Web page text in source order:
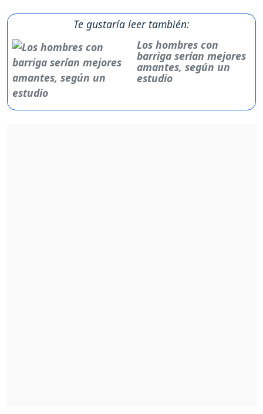
Te gustaría leer también:
Los hombres con
barriga serían mejores
amantes, según un
estudio